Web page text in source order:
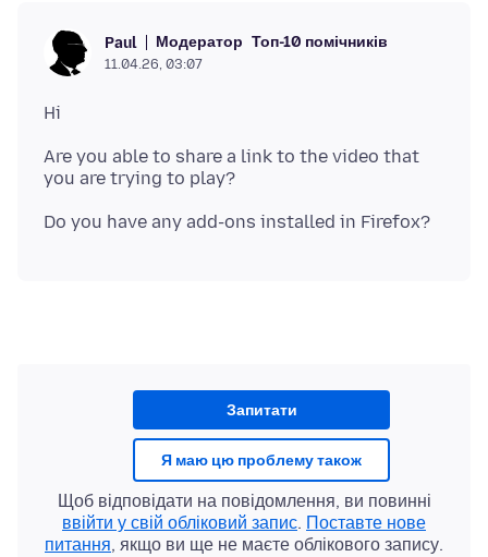
Paul Модератор Топ-10 помічників
11.04.26, 03:07
Are you able to share a link to the video that
Запитати
Я маю цю проблему також
Щоб відповідати на повідомлення, ви повинні
ввійти у свій обліковий запис. Поставте нове
питання, якщо ви ще не маєте облікового запису.